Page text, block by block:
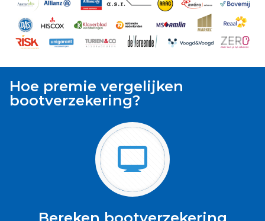
Hoe premie vergelijken
bootverzekering?
Bereken bootverzekering